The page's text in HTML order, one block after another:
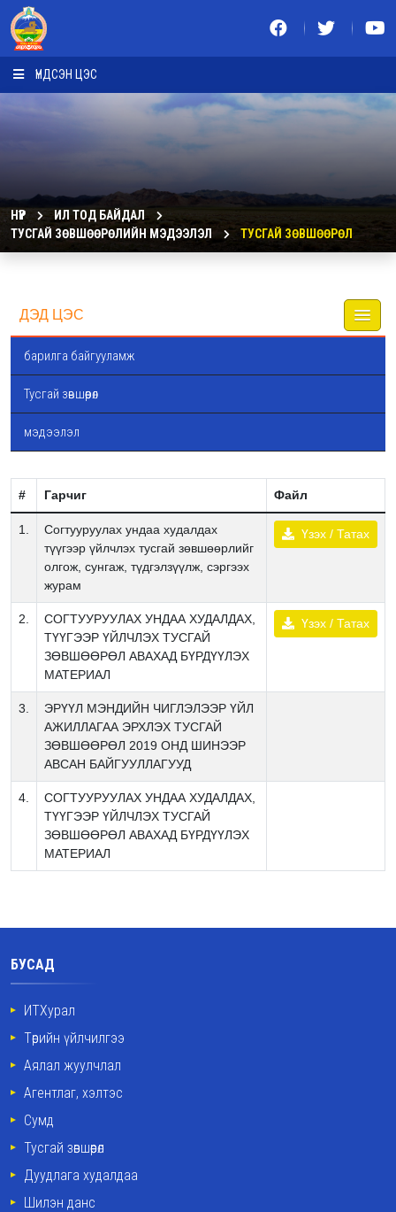
ҮНДСЭН ЦЭС
НҮҮР
ИЛ ТОД БАЙДАЛ
ТУСГАЙ ЗӨВШӨӨРӨЛИЙН МЭДЭЭЛЭЛ
ТУСГАЙ ЗӨВШӨӨРӨЛ
ДЭД ЦЭС
барилга байгууламж
Тусгай зөвшөөрөл
мэдээлэл
# Гарчиг Файл
1.
Согтууруулах ундаа худалдах
түүгээр үйлчлэх тусгай зөвшөөрлийг
олгож, сунгаж, түдгэлзүүлж, сэргээх
журам
Үзэх / Татах
2.
СОГТУУРУУЛАХ УНДАА ХУДАЛДАХ,
ТҮҮГЭЭР ҮЙЛЧЛЭХ ТУСГАЙ
ЗӨВШӨӨРӨЛ АВАХАД БҮРДҮҮЛЭХ
МАТЕРИАЛ
Үзэх / Татах
3.
ЭРҮҮЛ МЭНДИЙН ЧИГЛЭЛЭЭР ҮЙЛ
АЖИЛЛАГАА ЭРХЛЭХ ТУСГАЙ
ЗӨВШӨӨРӨЛ 2019 ОНД ШИНЭЭР
АВСАН БАЙГУУЛЛАГУУД
4.
СОГТУУРУУЛАХ УНДАА ХУДАЛДАХ,
ТҮҮГЭЭР ҮЙЛЧЛЭХ ТУСГАЙ
ЗӨВШӨӨРӨЛ АВАХАД БҮРДҮҮЛЭХ
МАТЕРИАЛ
БУСАД
ИТХурал
Төрийн үйлчилгээ
Аялал жуулчлал
Агентлаг, хэлтэс
Сумд
Тусгай зөвшөөрөл
Дуудлага худалдаа
Шилэн данс